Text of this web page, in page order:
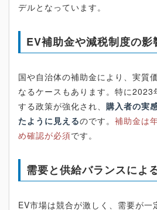
デルとなっています。
EV補助金や減税制度の影
国や自治体の補助金により、実質
なるケースもあります。特に2023
する政策が強化され、 購入者の実
たように見えるのです。 補助金は
め確認が必須です。
需要と供給バランスによ
EV市場は競合が激しく、需要が一